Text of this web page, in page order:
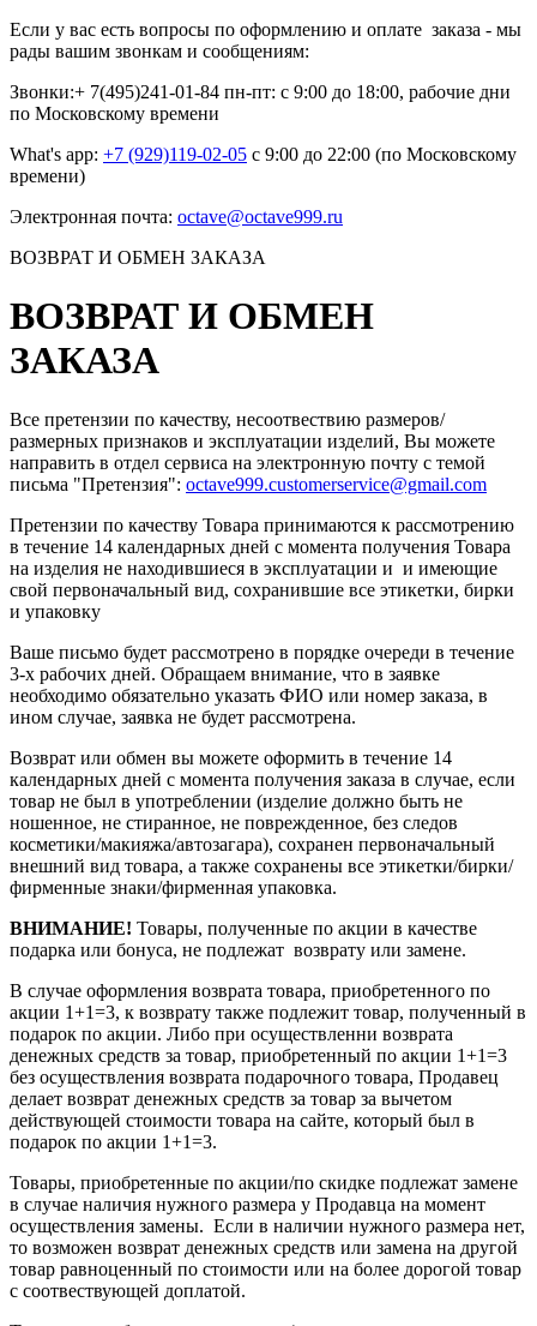
Если у вас есть вопросы по оформлению и оплате заказа - мы
рады вашим звонкам и сообщениям:
Звонки:+ 7(495)241-01-84 пн-пт: с 9:00 до 18:00, рабочие дни
по Московскому времени
What's app: +7 (929)119-02-05 с 9:00 до 22:00 (по Московскому
времени)
Электронная почта: octave@octave999.ru
ВОЗВРАТ И ОБМЕН ЗАКАЗА
ВОЗВРАТ И ОБМЕН
ЗАКАЗА
Все претензии по качеству, несоотвествию размеров/
размерных признаков и эксплуатации изделий, Вы можете
направить в отдел сервиса на электронную почту c темой
письма "Претензия": octave999.customerservice@gmail.com
Претензии по качеству Товара принимаются к рассмотрению
в течение 14 календарных дней с момента получения Товара
на изделия не находившиеся в эксплуатации и и имеющие
свой первоначальный вид, сохранившие все этикетки, бирки
и упаковку
Ваше письмо будет рассмотрено в порядке очереди в течение
3-х рабочих дней. Обращаем внимание, что в заявке
необходимо обязательно указать ФИО или номер заказа, в
ином случае, заявка не будет рассмотрена.
Возврат или обмен вы можете оформить в течение 14
календарных дней с момента получения заказа в случае, если
товар не был в употреблении (изделие должно быть не
ношенное, не стиранное, не поврежденное, без следов
косметики/макияжа/автозагара), сохранен первоначальный
внешний вид товара, а также сохранены все этикетки/бирки/
фирменные знаки/фирменная упаковка.
ВНИМАНИЕ! Товары, полученные по акции в качестве
подарка или бонуса, не подлежат возврату или замене.
В случае оформления возврата товара, приобретенного по
акции 1+1=3, к возврату также подлежит товар, полученный в
подарок по акции. Либо при осуществленни возврата
денежных средств за товар, приобретенный по акции 1+1=3
без осуществления возврата подарочного товара, Продавец
делает возврат денежных средств за товар за вычетом
действующей стоимости товара на сайте, который был в
подарок по акции 1+1=3.
Товары, приобретенные по акции/по скидке подлежат замене
в случае наличия нужного размера у Продавца на момент
осуществления замены. Если в наличии нужного размера нет,
то возможен возврат денежных средств или замена на другой
товар равноценный по стоимости или на более дорогой товар
с соотвествующей доплатой.